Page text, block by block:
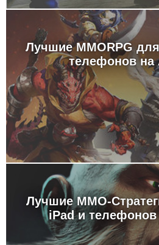
Лучшие MMORPG
телефонов на
Лучшие MMO-
iPad и